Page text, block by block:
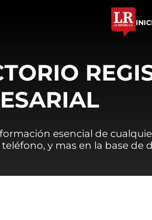
esencial de
teléfono, y mas en la base